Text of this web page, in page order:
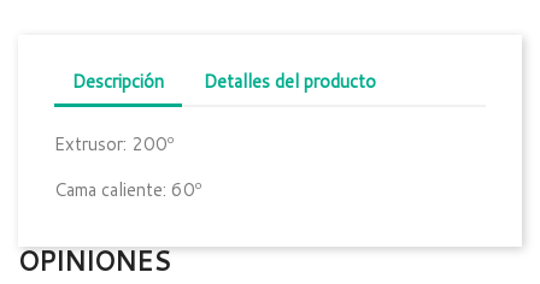
Descripción Detalles del producto
Extrusor: 200º
Cama caliente: 60º
OPINIONES